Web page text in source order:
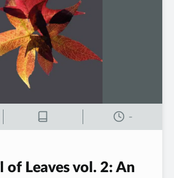
-
of Leaves vol. 2: An